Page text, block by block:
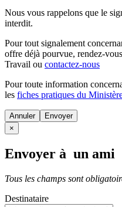
Nous vous rappelons que le
interdit.
Pour tout signalement
offre déjà pourvue, rendez-
Travail ou contactez-nous
Pour toute information
les fiches pratiques du
Annuler
×
Envoyer à un ami
Tous les champs sont
Destinataire